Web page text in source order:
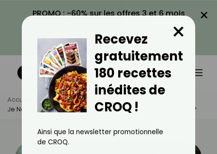
PROMO : -60% sur les offres 3 et 6 mois
VOIR LA PROMO
×
Accueil Actus
Psychologie
Je Ne Supporte Pas Les Amis De Mon Partenaire, Que Faire ?
Recevez
gratuitement
180 recettes
inédites de
CROQ !
×
Ainsi que la newsletter promotionnelle
de CROQ.